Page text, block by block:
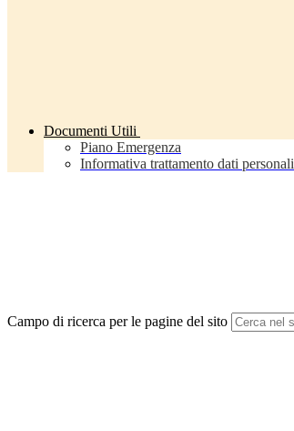
Documenti Utili
Piano Emergenza
Informativa trattamento dati personali
Campo di ricerca per le pagine del sito